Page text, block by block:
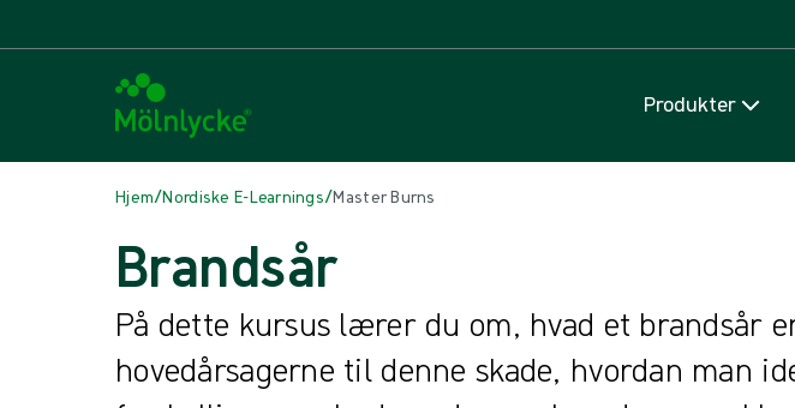
Produkter
Hjem/Nordiske E-Learnings/Master Burns
Brandsår
På dette kursus lærer du om, hvad et brandsår
hovedårsagerne til denne skade, hvordan man